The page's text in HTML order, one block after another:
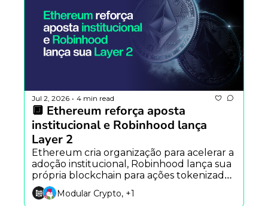
Jul 2, 2026 • 4 min read
🔲 Ethereum reforça aposta
institucional e Robinhood lança
Layer 2
Ethereum cria organização para acelerar a
adoção institucional, Robinhood lança sua
própria blockchain para ações tokenizadas,
enquanto rumores apontam novo
dispositivo da SpaceX.
Modular Crypto, +1